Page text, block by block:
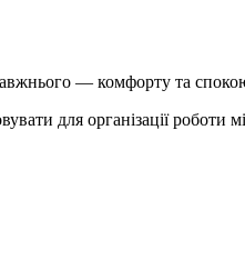
— комфорту та
для організації роботи